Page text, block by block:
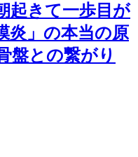
起きて一歩目が
」の本当の原
盤との繋がり